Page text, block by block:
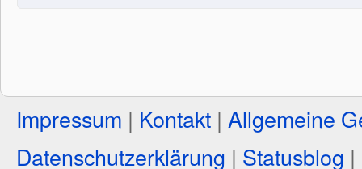
Impressum | Kontakt | Allgemeine
Datenschutzerklärung | Statusblog |